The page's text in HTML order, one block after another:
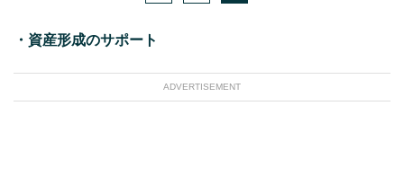
・資産形成のサポート
ADVERTISEMENT